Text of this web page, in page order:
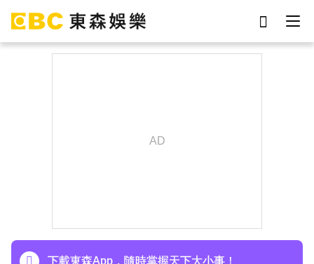
下載東森App，隨時掌握天下大小事！